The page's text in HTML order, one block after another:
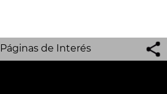
Páginas de Interés